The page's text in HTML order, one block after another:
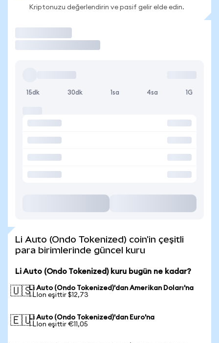
Kriptonuzu değerlendirin ve pasif gelir elde edin.
15dk 30dk 1sa 4sa 1G
Li Auto (Ondo Tokenized) coin'in çeşitli
para birimlerinde güncel kuru
Li Auto (Ondo Tokenized) kuru bugün ne kadar?
🇺🇸Li Auto (Ondo Tokenized)'dan Amerikan Doları'na
1 LIon eşittir $12,73
🇪🇺Li Auto (Ondo Tokenized)'dan Euro'na
1 LIon eşittir €11,05